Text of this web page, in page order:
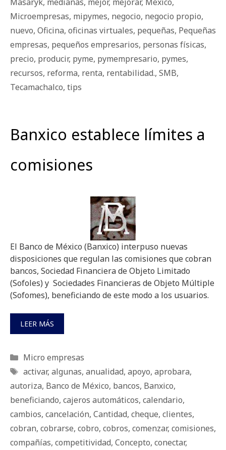
Microempresas, mipymes, negocio, negocio propio,
nuevo, Oficina, oficinas virtuales, pequeñas, Pequeñas
empresas, pequeños empresarios, personas físicas,
precio, producir, pyme, pymempresario, pymes,
recursos, reforma, renta, rentabilidad., SMB,
Tecamachalco, tips
Banxico establece límites a
comisiones
El Banco de México (Banxico) interpuso nuevas
disposiciones que regulan las comisiones que cobran
bancos, Sociedad Financiera de Objeto Limitado
(Sofoles) y Sociedades Financieras de Objeto Múltiple
(Sofomes), beneficiando de este modo a los usuarios.
LEER MÁS
Categorías
Micro empresas
Etiquetas
activar, algunas, anualidad, apoyo, aprobara,
autoriza, Banco de México, bancos, Banxico,
beneficiando, cajeros automáticos, calendario,
cambios, cancelación, Cantidad, cheque, clientes,
cobran, cobrarse, cobro, cobros, comenzar, comisiones,
compañías, competitividad, Concepto, conectar,